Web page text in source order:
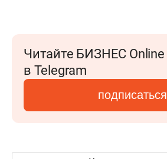
Читайте БИЗНЕС Online
в Telegram
подписаться